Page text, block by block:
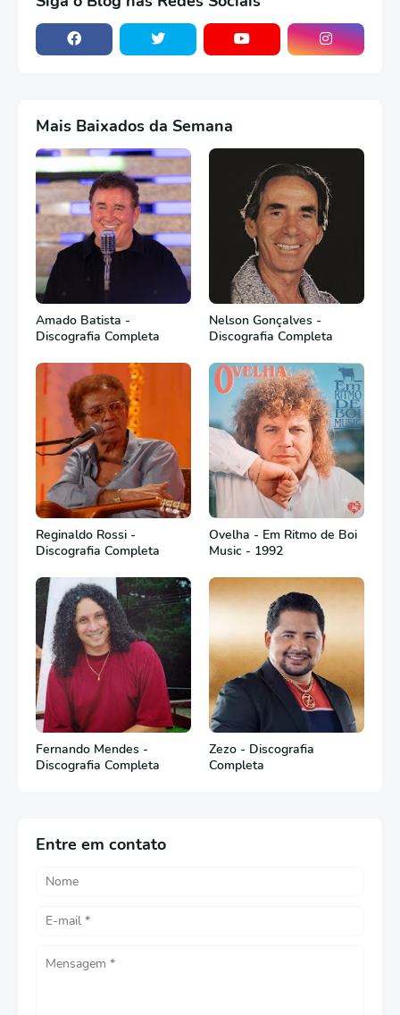
Mais Baixados da Semana
Amado Batista -
Discografia Completa
Nelson Gonçalves -
Discografia Completa
Reginaldo Rossi -
Discografia Completa
Ovelha - Em Ritmo de Boi
Music - 1992
Fernando Mendes -
Discografia Completa
Zezo - Discografia
Completa
Entre em contato